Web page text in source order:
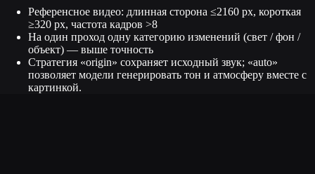
Референсное видео: длинная сторона ≤2160 px, короткая
≥320 px, частота кадров >8
На один проход одну категорию изменений (свет / фон /
объект) — выше точность
Стратегия «origin» сохраняет исходный звук; «auto»
позволяет модели генерировать тон и атмосферу вместе с
картинкой.